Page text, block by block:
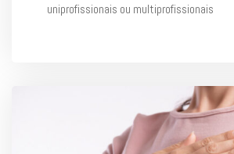
uniprofissionais ou multiprofissionais